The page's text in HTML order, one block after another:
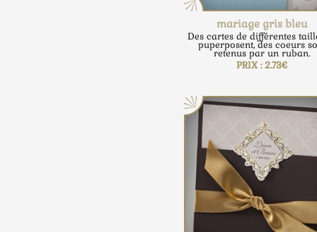
mariage gris bleu
Des cartes de différentes
puperposent, des coeurs
retenus par un ruban.
PRIX : 2.73€